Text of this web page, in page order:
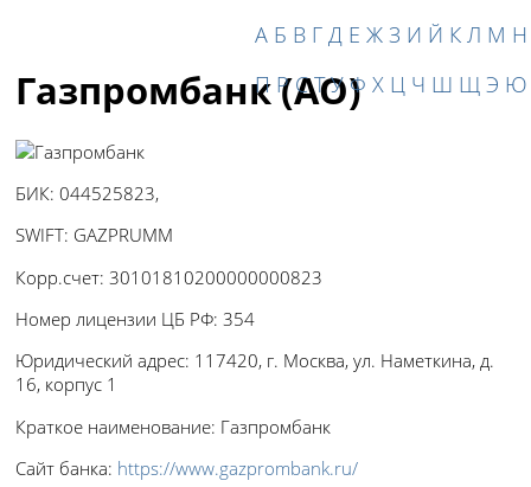
А Б В Г Д Е Ж З И Й К Л М Н
П Р С Т У Ф Х Ц Ч Ш Щ Э Ю
Газпромбанк (АО)
БИК:044525823,
SWIFT: GAZPRUMM
Корр.счет: 30101810200000000823
Номер лицензии ЦБ РФ:354
Юридический адрес: 117420, г. Москва, ул. Наметкина, д.
16, корпус 1
Краткое наименование: Газпромбанк
Сайт банка: https://www.gazprombank.ru/